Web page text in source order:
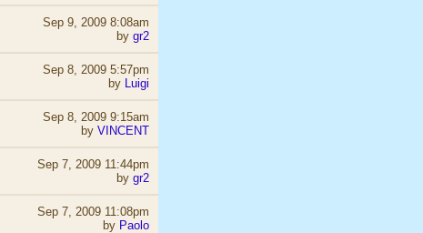
Sep 9, 2009 8:08am
by gr2
Sep 8, 2009 5:57pm
by Luigi
Sep 8, 2009 9:15am
by VINCENT
Sep 7, 2009 11:44pm
by gr2
Sep 7, 2009 11:08pm
by Paolo